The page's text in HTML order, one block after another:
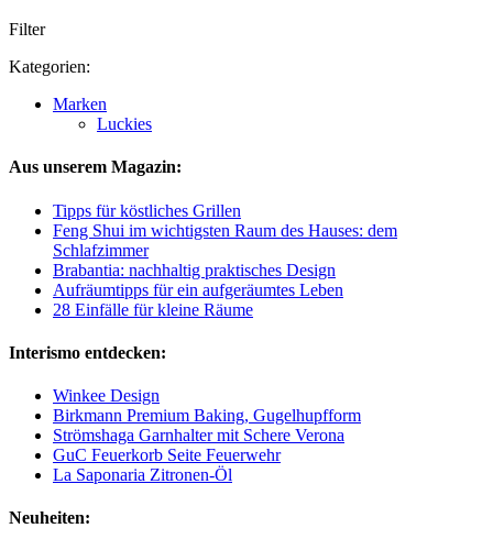
Filter
Kategorien:
Marken
Luckies
Aus unserem Magazin:
Tipps für köstliches Grillen
Feng Shui im wichtigsten Raum des Hauses: dem
Schlafzimmer
Brabantia: nachhaltig praktisches Design
Aufräumtipps für ein aufgeräumtes Leben
28 Einfälle für kleine Räume
Interismo entdecken:
Winkee Design
Birkmann Premium Baking, Gugelhupfform
Strömshaga Garnhalter mit Schere Verona
GuC Feuerkorb Seite Feuerwehr
La Saponaria Zitronen-Öl
Neuheiten: